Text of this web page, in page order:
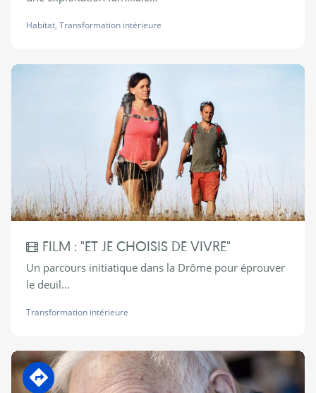
Habitat, Transformation intérieure
FILM : "ET JE CHOISIS DE VIVRE"
Un parcours initiatique dans la Drôme pour éprouver
le deuil...
Transformation intérieure
En transition